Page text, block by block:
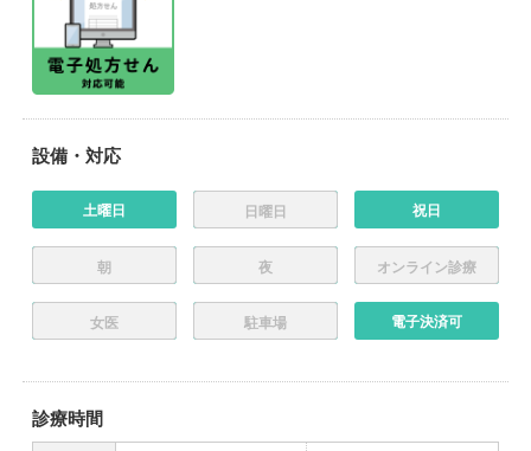
設備・対応
土曜日 日曜日 祝日
朝 夜 オンライン診療
女医 駐車場 電子決済可
診療時間